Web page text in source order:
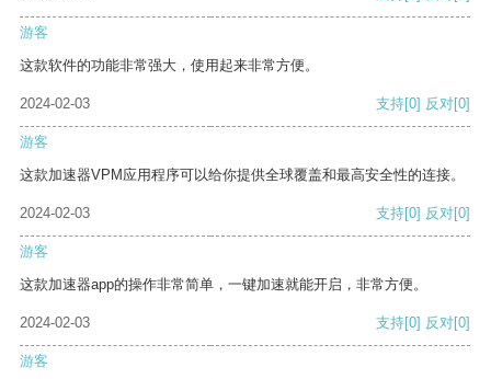
游客
这款软件的功能非常强大，使用起来非常方便。
2024-02-03 支持[0] 反对[0]
游客
这款加速器VPM应用程序可以给你提供全球覆盖和最高安全性的连接。
2024-02-03 支持[0] 反对[0]
游客
这款加速器app的操作非常简单，一键加速就能开启，非常方便。
2024-02-03 支持[0] 反对[0]
游客